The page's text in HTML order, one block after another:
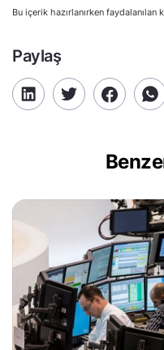
Bu içerik hazırlanırken faydalanılan
Paylaş